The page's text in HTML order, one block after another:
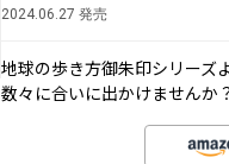
2024.06.27 発売
地球の歩き方御朱印シリーズ
数々に合いに出かけませんか